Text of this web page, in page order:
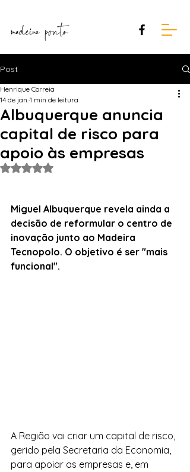
Post
Albuquerque anuncia
capital de risco para
apoio às empresas
Henrique Correia
14 de jan.1 min de leitura
Avaliado com NaN de 5 estrelas.
Miguel Albuquerque revela ainda a
decisão de reformular o centro de
inovação junto ao Madeira
Tecnopolo. O objetivo é ser "mais
funcional".
A Região vai criar um capital de risco,
gerido pela Secretaria da Economia,
para apoiar as empresas e, em